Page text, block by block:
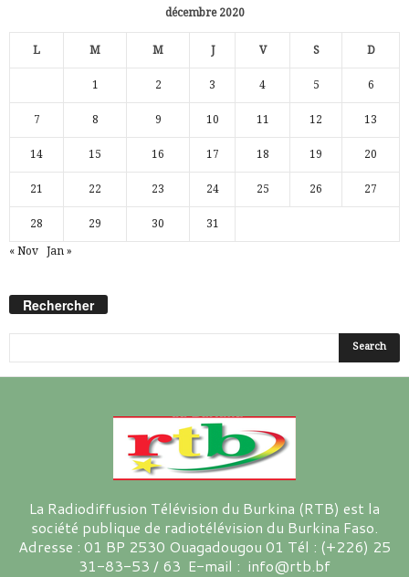
décembre 2020
L M M J V S D
1 2 3 4 5 6
7 8 9 10 11 12 13
14 15 16 17 18 19 20
21 22 23 24 25 26 27
28 29 30 31
« Nov Jan »
Rechercher
La Radiodiffusion Télévision du Burkina (RTB) est la
société publique de radiotélévision du Burkina Faso.
Adresse : 01 BP 2530 Ouagadougou 01 Tél : (+226) 25
31-83-53 / 63 E-mail : info@rtb.bf